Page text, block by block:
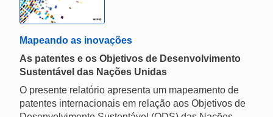
Mapeando as inovações
As patentes e os Objetivos de Desenvolvimento
Sustentável das Nações Unidas
O presente relatório apresenta um mapeamento de
patentes internacionais em relação aos Objetivos de